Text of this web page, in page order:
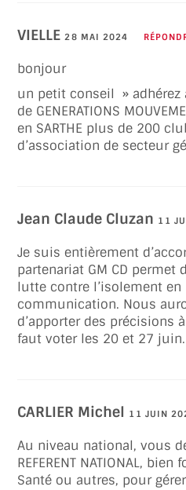
VIELLE28 MAI 2024
bonjour
un petit conseil »
de GENERATIONS
en SARTHE plus de 200
d’association de secteur
Jean Claude Cluzan 11
Je suis entièrement
partenariat GM CD permet
lutte contre l’isolement
communication. Nous
d’apporter des précisions
faut voter les 20 et 27 juin.
CARLIER Michel 11 JUIN
Au niveau national, vous
REFERENT NATIONAL,
Santé ou autres, pour